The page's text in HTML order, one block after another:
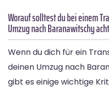
Worauf solltest du bei einem
Umzug nach Baranawitschy
Wenn du dich für ein
deinen Umzug nach
gibt es einige wichtige